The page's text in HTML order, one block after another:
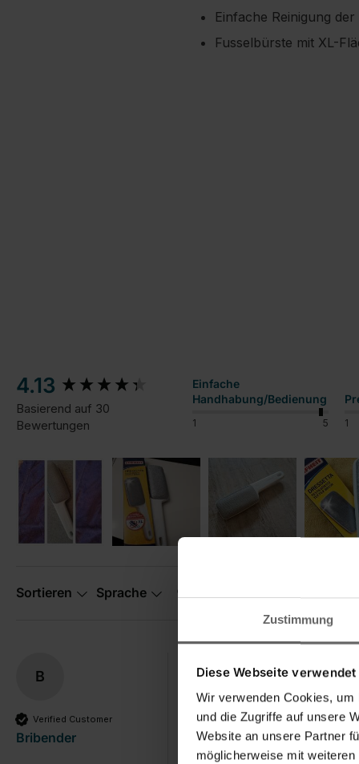
Zustimmung
Diese Webseite
Wir verwenden Cookies,
und die Zugriffe auf unsere
Website an unsere Partner
möglicherweise mit
Einfache Reinigung
Fusselbürste mit XL-
4.13
Basierend auf 30
Bewertungen
Einfache
Handhabung/Bedienung
1 5 1
Sortieren Sprache Suchen:
B
Verified Customer
Bribender
Fusselbürste Dressetta
super praktisch, leichte
Einfache
New content loaded